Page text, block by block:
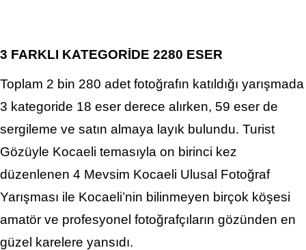
3 FARKLI KATEGORİDE 2280 ESER
Toplam 2 bin 280 adet fotoğrafın katıldığı yarışmada
3 kategoride 18 eser derece alırken, 59 eser de
sergileme ve satın almaya layık bulundu. Turist
Gözüyle Kocaeli temasıyla on birinci kez
düzenlenen 4 Mevsim Kocaeli Ulusal Fotoğraf
Yarışması ile Kocaeli’nin bilinmeyen birçok köşesi
amatör ve profesyonel fotoğrafçıların gözünden en
güzel karelere yansıdı.